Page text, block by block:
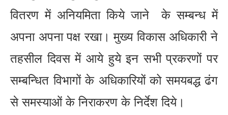
वितरण में अनियमिता किये जाने के सम्बन्ध में
अपना अपना पक्ष रखा। मुख्य विकास अधिकारी ने
तहसील दिवस में आये हुये इन सभी प्रकरणों पर
सम्बन्धित विभागों के अधिकारियों को समयबद्ध ढंग
से समस्याओं के निराकरण के निर्देश दिये।